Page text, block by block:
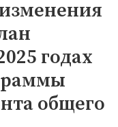
годах
общего